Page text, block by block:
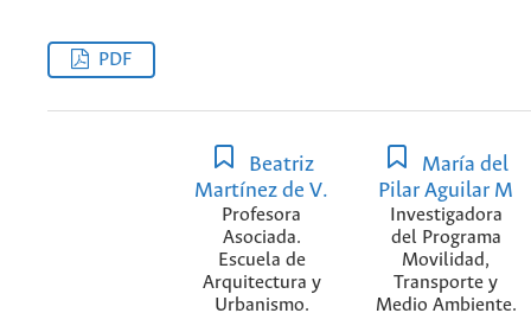
PDF
Beatriz
Martínez de V.
Profesora
Asociada.
Escuela de
Arquitectura y
Urbanismo.
María del
Pilar Aguilar M
Investigadora
del Programa
Movilidad,
Transporte y
Medio Ambiente.